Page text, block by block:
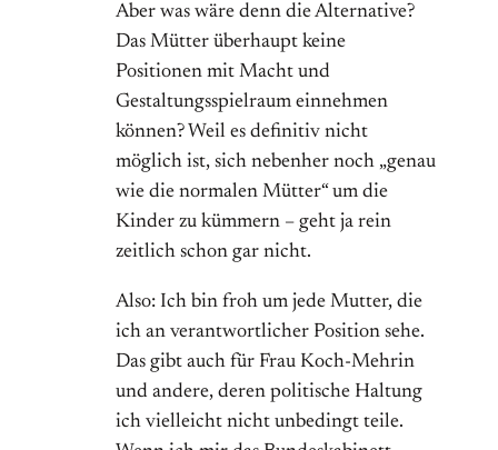
Aber was wäre denn die Alternative?
Das Mütter überhaupt keine
Positionen mit Macht und
Gestaltungsspielraum einnehmen
können? Weil es definitiv nicht
möglich ist, sich nebenher noch „genau
wie die normalen Mütter“ um die
Kinder zu kümmern – geht ja rein
zeitlich schon gar nicht.
Also: Ich bin froh um jede Mutter, die
ich an verantwortlicher Position sehe.
Das gibt auch für Frau Koch-Mehrin
und andere, deren politische Haltung
ich vielleicht nicht unbedingt teile.